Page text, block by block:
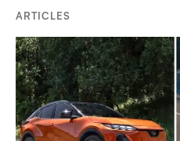
ARTICLES